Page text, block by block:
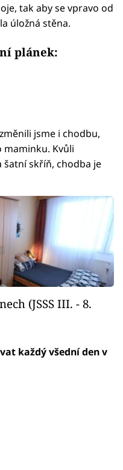
tak aby se vpravo od
úložná stěna.
plánek:
jsme i chodbu,
Kvůli
šatní skříň, chodba je
(JSSS III. - 8.
každý všední den v